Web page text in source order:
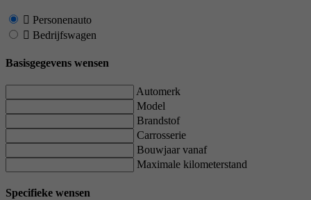
Personenauto
Bedrijfswagen
Basisgegevens wensen
Automerk
Model
Brandstof
Carrosserie
Bouwjaar vanaf
Maximale kilometerstand
Specifieke wensen